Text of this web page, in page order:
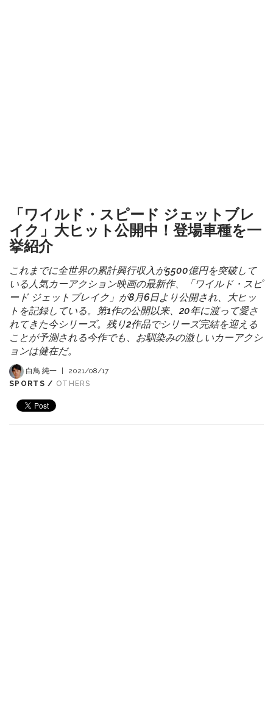
「ワイルド・スピード ジェットブレ
イク」大ヒット公開中！登場車種を一
挙紹介
これまでに全世界の累計興行収入が5500億円を突破して
いる人気カーアクション映画の最新作、「ワイルド・スピ
ード ジェットブレイク」が8月6日より公開され、大ヒッ
トを記録している。第1作の公開以来、20年に渡って愛さ
れてきた今シリーズ。残り2作品でシリーズ完結を迎える
ことが予測される今作でも、お馴染みの激しいカーアクシ
ョンは健在だ。
白鳥 純一
2021/08/17
SPORTS / OTHERS